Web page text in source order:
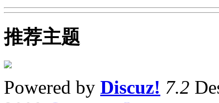
推荐主题
Powered by Discuz! 7.2